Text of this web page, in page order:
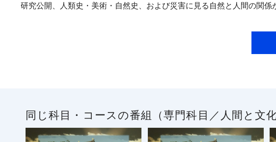
研究公開、人類史・美術・自然史、および災害に見る自然と人間の関
同じ科目・コースの番組（専門科目／人間と文化